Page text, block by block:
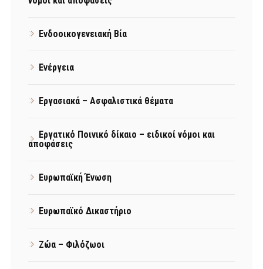
Ενδοοικογενειακή Βία
Ενέργεια
Εργασιακά – Ασφαλιστικά θέματα
Εργατικό Ποινικό δίκαιο – ειδικοί νόμοι και
αποφάσεις
Ευρωπαϊκή Ένωση
Ευρωπαϊκό Δικαστήριο
Ζώα – Φιλόζωοι